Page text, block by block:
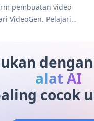
pembuatan video
VideoGen. Pelajari
ini memperlancar
engagement. Temukan
panduan kami.
alat AI
cocok